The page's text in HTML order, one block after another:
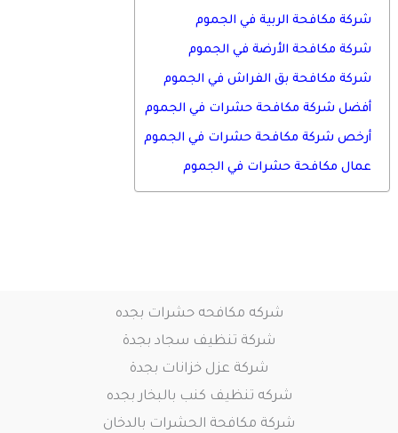
شركة مكافحة الربية في الجموم
شركة مكافحة الأرضة في الجموم
شركة مكافحة بق الفراش في الجموم
أفضل شركة مكافحة حشرات في الجموم
أرخص شركة مكافحة حشرات في الجموم
عمال مكافحة حشرات في الجموم
شركه مكافحه حشرات بجده
شركة تنظيف سجاد بجدة
شركة عزل خزانات بجدة
شركه تنظيف كنب بالبخار بجده
شركة مكافحة الحشرات بالدخان